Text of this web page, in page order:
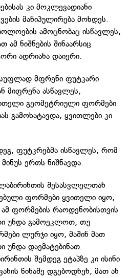
კი მოკლევადიანი
მანიპულირება მოხდეს.
ამოცნობაც ისწავლეს,
ნიშნების შინაარსიც
ადრიანა დაიერი.
მფრენი ფუტკარი
მიფრენა ასწავლეს,
გეომეტრიული ფორმები
გამოხატავდა, ყვითლები კი
ფუტკრებმა ისწავლეს, რომ
ერთს ნიშნავდა.
შესასვლელთან
ფორმები ყვითელი იყო,
ფორმების რაოდენობისთვის
უნდა გამოეკლოთ, თუ
ლურჯი იყო, მაშინ მათ
უნდა დაემატებინათ.
შემდეგ ეტაპზე კი ისინი
წინაშე დგებოდნენ, მათ ან